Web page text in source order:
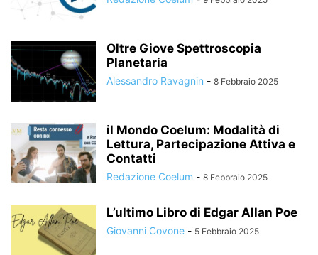
Oltre Giove Spettroscopia
Planetaria
Alessandro Ravagnin - 8 Febbraio 2025
il Mondo Coelum: Modalità di
Lettura, Partecipazione Attiva e
Contatti
Redazione Coelum - 8 Febbraio 2025
L’ultimo Libro di Edgar Allan Poe
Giovanni Covone - 5 Febbraio 2025